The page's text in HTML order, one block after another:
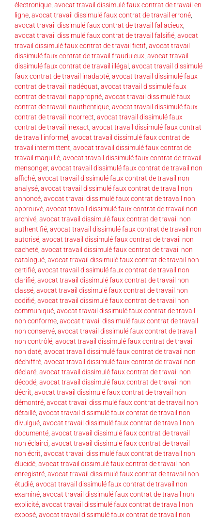
électronique avocat travail dissimulé faux contrat de travail en
ligne avocat travail dissimulé faux contrat de travail erroné
avocat travail dissimulé faux contrat de travail fallacieux
avocat travail dissimulé faux contrat de travail falsifié avocat
travail dissimulé faux contrat de travail fictif avocat travail
dissimulé faux contrat de travail frauduleux avocat travail
dissimulé faux contrat de travail illégal
avocat travail dissimulé
faux contrat de travail inadapté avocat travail dissimulé faux
contrat de travail inadéquat avocat travail dissimulé faux
contrat de travail inapproprié avocat travail dissimulé faux
contrat de travail inauthentique avocat travail dissimulé faux
contrat de travail incorrect avocat travail dissimulé faux
contrat de travail inexact avocat travail dissimulé faux contrat
de travail informel avocat travail dissimulé faux contrat de
travail intermittent avocat travail dissimulé faux contrat de
travail maquillé avocat travail dissimulé faux contrat de travail
mensonger, avocat travail dissimulé faux contrat de travail non
affiché avocat travail dissimulé faux contrat de travail non
analysé avocat travail dissimulé faux contrat de travail non
annoncé avocat travail dissimulé faux contrat de travail non
approuvé avocat travail dissimulé faux contrat de travail non
archivé avocat travail dissimulé faux contrat de travail non
authentifié avocat travail dissimulé faux contrat de travail non
autorisé avocat travail dissimulé faux contrat de travail non
cacheté avocat travail dissimulé faux contrat de travail non
catalogué avocat travail dissimulé faux contrat de travail non
certifié avocat travail dissimulé faux contrat de travail non
clarifié avocat travail dissimulé faux contrat de travail non
classé avocat travail dissimulé faux contrat de travail non
codifié avocat travail dissimulé faux contrat de travail non
communiqué avocat travail dissimulé faux contrat de travail
non conforme avocat travail dissimulé faux contrat de travail
non conservé avocat travail dissimulé faux contrat de travail
non contrôlé avocat travail dissimulé faux contrat de travail
non daté avocat travail dissimulé faux contrat de travail non
déchiffré avocat travail dissimulé faux contrat de travail non
déclaré avocat travail dissimulé faux contrat de travail non
décodé avocat travail dissimulé faux contrat de travail non
décrit avocat travail dissimulé faux contrat de travail non
démontré avocat travail dissimulé faux contrat de travail non
détaillé avocat travail dissimulé faux contrat de travail non
divulgué avocat travail dissimulé faux contrat de travail non
documenté avocat travail dissimulé faux contrat de travail
non éclairci avocat travail dissimulé faux contrat de travail
non écrit avocat travail dissimulé faux contrat de travail non
élucidé avocat travail dissimulé faux contrat de travail non
enregistré avocat travail dissimulé faux contrat de travail non
étudié avocat travail dissimulé faux contrat de travail non
examiné avocat travail dissimulé faux contrat de travail non
explicité avocat travail dissimulé faux contrat de travail non
exposé avocat travail dissimulé faux contrat de travail non